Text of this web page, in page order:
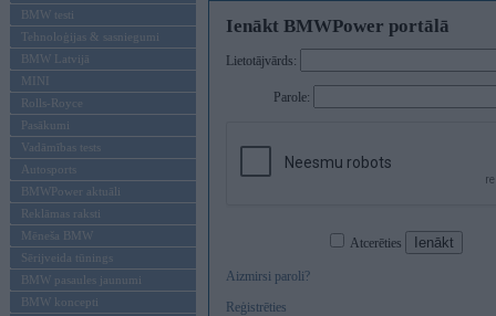
BMW testi
Tehnoloģijas & sasniegumi
BMW Latvijā
MINI
Rolls-Royce
Pasākumi
Vadāmības tests
Autosports
BMWPower aktuāli
Reklāmas raksti
Mēneša BMW
Sērijveida tūnings
BMW pasaules jaunumi
BMW koncepti
Ienākt BMWPower portālā
Lietotājvārds:
Parole:
Atcerēties
Aizmirsi paroli?
Reģistrēties